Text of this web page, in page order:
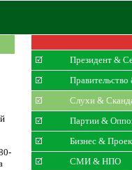
Президент &
Слухи &
Партии &
Бизнес &
СМИ & НПО